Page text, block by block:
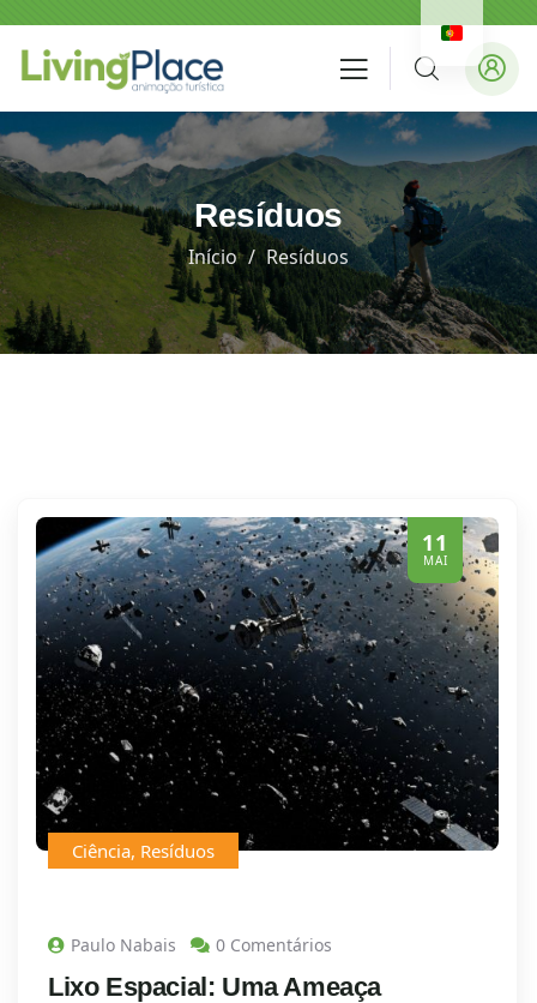
Resíduos
Início Resíduos
11
MAI
Ciência, Resíduos
Paulo Nabais 0 Comentários
Lixo Espacial: Uma Ameaça